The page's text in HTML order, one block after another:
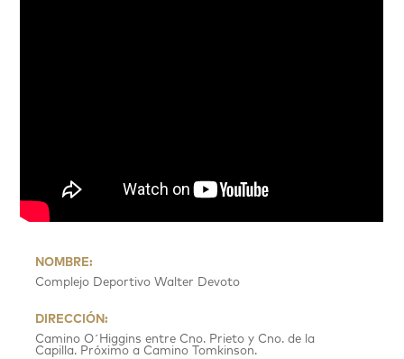
NOMBRE:
Complejo Deportivo Walter Devoto
DIRECCIÓN:
Camino O´Higgins entre Cno. Prieto y Cno. de la
Capilla. Próximo a Camino Tomkinson.